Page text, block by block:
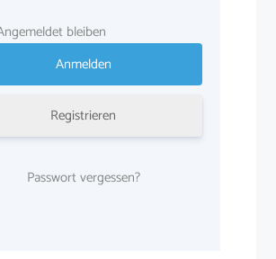
bleiben
Registrieren
Passwort vergessen?